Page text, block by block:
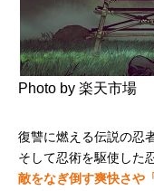
Photo by 楽天市場
復讐に燃える伝説の忍
そして忍術を駆使した
敵をなぎ倒す爽快さや